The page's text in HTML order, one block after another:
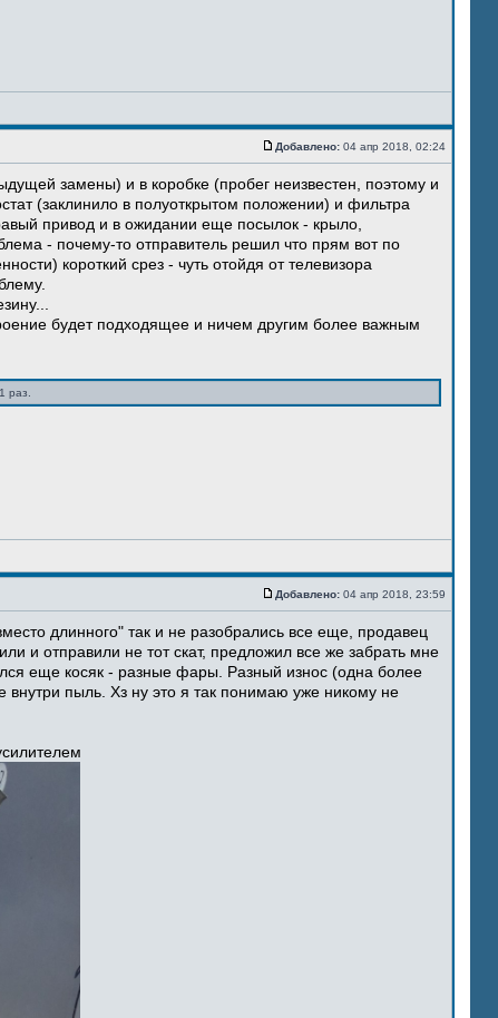
Добавлено: 04 апр 2018, 02:24
замены) и в коробке (пробег неизвестен, поэтому и
(заклинило в полуоткрытом положении) и фильтра
привод и в ожидании еще посылок - крыло,
- почему-то отправитель решил что прям вот по
короткий срез - чуть отойдя от телевизора
будет подходящее и ничем другим более важным
раз.
Добавлено: 04 апр 2018, 23:59
длинного" так и не разобрались все еще, продавец
и отправили не тот скат, предложил все же забрать мне
еще косяк - разные фары. Разный износ (одна более
пыль. Хз ну это я так понимаю уже никому не